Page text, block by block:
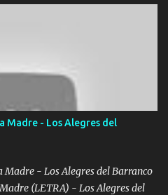
Pariente 7 arreglan
que ordené NOS HACE
ERA EL 24 SIEMPRE FUE UN
M'URIÓ PELEAND0 SIEMPRE
SIGA EL LEGADO Es el DOS de
y com...
Madre - Los Alegres del
Madre - Los Alegres del Barranco
(LETRA) - Los Alegres del